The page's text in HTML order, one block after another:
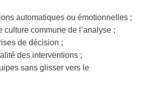
automatiques ou émotionnelles ;
culture commune de l’analyse ;
de décision ;
des interventions ;
sans glisser vers le